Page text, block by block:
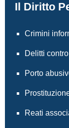
Il Diritto
Crimini
Delitti
Porto
Reati